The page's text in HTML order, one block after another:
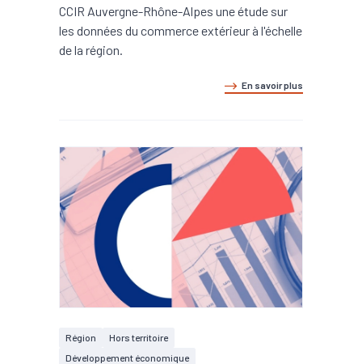
CCIR Auvergne-Rhône-Alpes une étude sur
les données du commerce extérieur à l'échelle
de la région.
En savoir plus
Région
Hors territoire
Développement économique